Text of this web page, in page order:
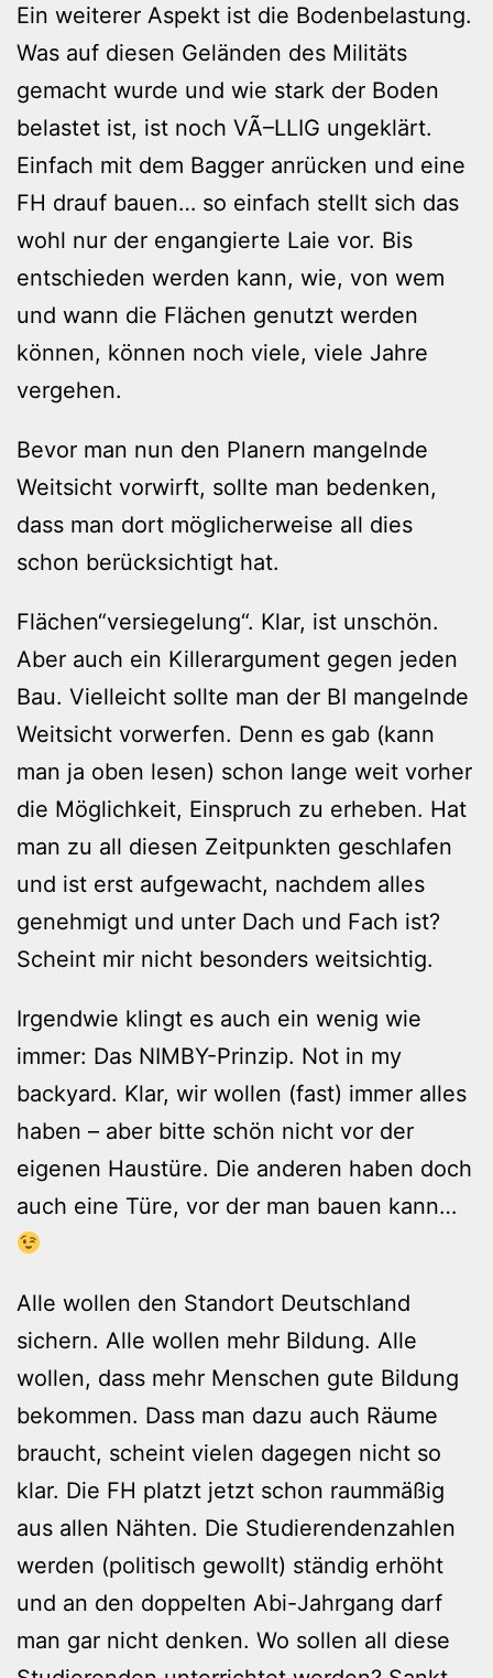
Ein weiterer Aspekt ist die Bodenbelastung.
Was auf diesen Geländen des Militäts
gemacht wurde und wie stark der Boden
belastet ist, ist noch VÃ–LLIG ungeklärt.
Einfach mit dem Bagger anrücken und eine
FH drauf bauen… so einfach stellt sich das
wohl nur der engangierte Laie vor. Bis
entschieden werden kann, wie, von wem
und wann die Flächen genutzt werden
können, können noch viele, viele Jahre
vergehen.
Bevor man nun den Planern mangelnde
Weitsicht vorwirft, sollte man bedenken,
dass man dort möglicherweise all dies
schon berücksichtigt hat.
Flächen“versiegelung“. Klar, ist unschön.
Aber auch ein Killerargument gegen jeden
Bau. Vielleicht sollte man der BI mangelnde
Weitsicht vorwerfen. Denn es gab (kann
man ja oben lesen) schon lange weit vorher
die Möglichkeit, Einspruch zu erheben. Hat
man zu all diesen Zeitpunkten geschlafen
und ist erst aufgewacht, nachdem alles
genehmigt und unter Dach und Fach ist?
Scheint mir nicht besonders weitsichtig.
Irgendwie klingt es auch ein wenig wie
immer: Das NIMBY-Prinzip. Not in my
backyard. Klar, wir wollen (fast) immer alles
haben – aber bitte schön nicht vor der
eigenen Haustüre. Die anderen haben doch
auch eine Türe, vor der man bauen kann…
Alle wollen den Standort Deutschland
sichern. Alle wollen mehr Bildung. Alle
wollen, dass mehr Menschen gute Bildung
bekommen. Dass man dazu auch Räume
braucht, scheint vielen dagegen nicht so
klar. Die FH platzt jetzt schon raummäßig
aus allen Nähten. Die Studierendenzahlen
werden (politisch gewollt) ständig erhöht
und an den doppelten Abi-Jahrgang darf
man gar nicht denken. Wo sollen all diese